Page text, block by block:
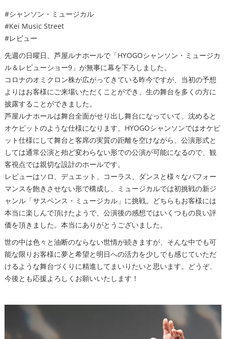
#シャンソン・ミュージカル
#Kei Music Street
#レビュー
先週の日曜日、芦屋ルナホールで「HYOGOシャンソン・ミュージカ
ル＆レビューショー9」が無事に幕を下ろしました。
コロナのオミクロン株が広がってきている昨今ですが、当初の予想
よりはお客様にご来場いただくことができ、生の舞台を多くの方に
披露することができました。
芦屋ルナホールは舞台全面がせり出し舞台になっていて、沈めると
オケピットのような仕様になります。HYOGOシャンソンではオケピ
ット仕様にして舞台と客席の実質の距離を空けながら、公演形式と
しては通常公演と殆ど変わらない形での公演が可能になるので、観
客視点では親切な設計のホールです。
レビューはソロ、デュエット、コーラス、ダンスと様々なパフォー
マンスを飽きさせない形で構成し、ミュージカルでは初挑戦の新ジ
ャンル「サスペンス・ミュージカル」に挑戦。どちらもお客様には
本当に楽しんで頂けたようで、公演後の感想ではいくつもの良い評
価を頂きました。本当にありがとうございました。
世の中は色々と油断のならない世情が続きますが、そんな中でも可
能な限りお客様に夢と希望と明日への活力を少しでも感じていただ
けるような舞台づくりに精進してまいりたいと思います。どうぞ、
今後とも応援よろしくお願いいたします！